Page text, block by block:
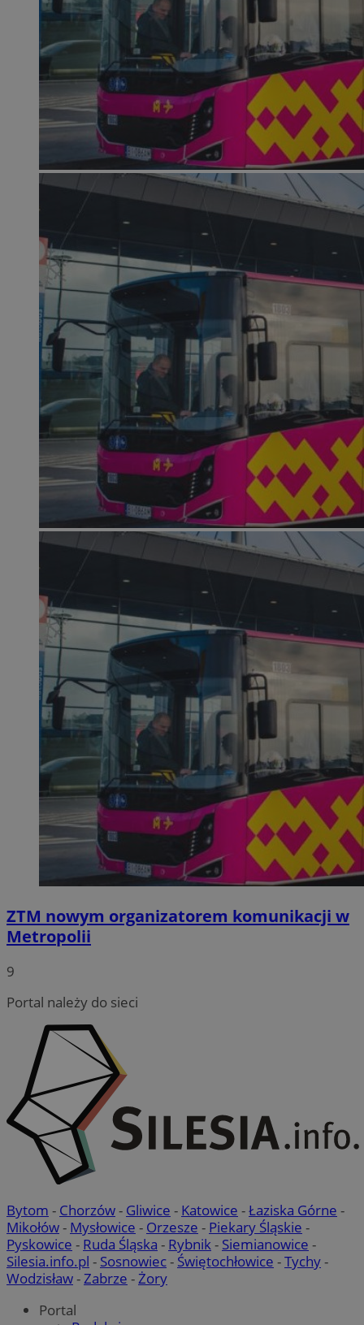
ZTM nowym organizatorem komunikacji w
Metropolii
9
Portal należy do sieci
Bytom - Chorzów- Gliwice - Katowice -Łaziska Górne -
Mikołów- Mysłowice - Orzesze - Piekary Śląskie -
Pyskowice - Ruda Śląska - Rybnik- Siemianowice -
Silesia.info.pl - Sosnowiec- Świętochłowice -Tychy-
Wodzisław-Zabrze -Żory
Portal